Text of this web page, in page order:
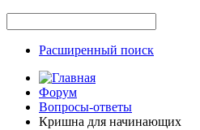
Расширенный поиск
Форум
Вопросы-ответы
Кришна для начинающих